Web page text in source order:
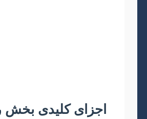
اجزای کلیدی